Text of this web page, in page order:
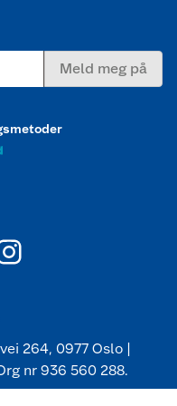
Meld meg på
264, 0977 Oslo |
nr 936 560 288.